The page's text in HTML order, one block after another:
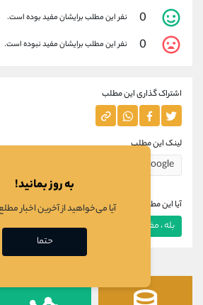
0 نفر این مطلب برایشان مفید بوده است.
0 نفر این مطلب برایشان مفید نبوده است.
اشتراک گذاری این مطلب
لینک این مطلب
آیا این مطلب برای شما مفید بود؟
بله ، مفید بود خیر ، مفید نبود
به روز بمانید!
آیا می‌خواهید از آخرین اخبار
حتما